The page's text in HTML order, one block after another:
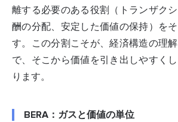
離する必要のある役割（トランザク
酬の分配、安定した価値の保持）を
す。この分割こそが、経済構造の理
で、そこから価値を引き出しやすく
ります。
BERA：ガスと価値の単位